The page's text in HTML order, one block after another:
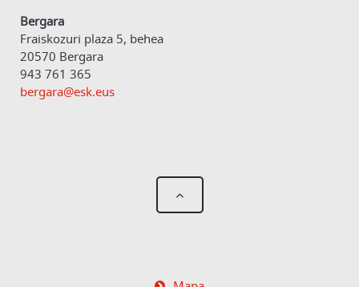
Bergara
Fraiskozuri plaza 5, behea
20570 Bergara
943 761 365
bergara@esk.eus